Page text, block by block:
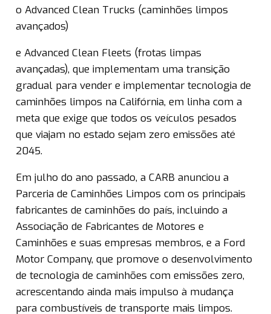
o Advanced Clean Trucks (caminhões limpos
avançados)
e Advanced Clean Fleets (frotas limpas
avançadas), que implementam uma transição
gradual para vender e implementar tecnologia de
caminhões limpos na Califórnia, em linha com a
meta que exige que todos os veículos pesados
que viajam no estado sejam zero emissões até
2045.
Em julho do ano passado, a CARB anunciou a
Parceria de Caminhões Limpos com os principais
fabricantes de caminhões do país, incluindo a
Associação de Fabricantes de Motores e
Caminhões e suas empresas membros, e a Ford
Motor Company, que promove o desenvolvimento
de tecnologia de caminhões com emissões zero,
acrescentando ainda mais impulso à mudança
para combustíveis de transporte mais limpos.